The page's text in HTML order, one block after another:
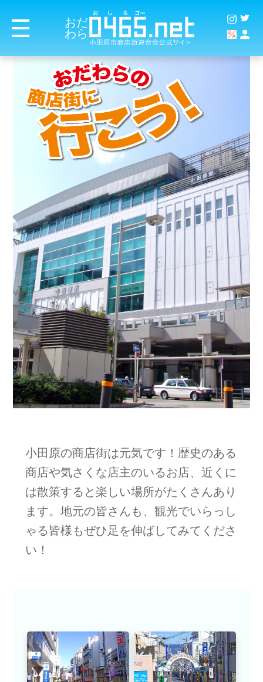
おだ
わら
商店街
小田原の商店街は元気です！歴史のある
商店や気さくな店主のいるお店、近くに
は散策すると楽しい場所がたくさんあり
ます。地元の皆さんも、観光でいらっし
ゃる皆様もぜひ足を伸ばしてみてくださ
い！